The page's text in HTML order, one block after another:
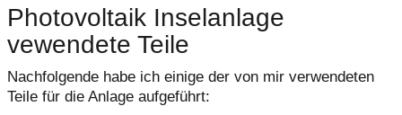
Photovoltaik Inselanlage
vewendete Teile
Nachfolgende habe ich einige der von mir verwendeten
Teile für die Anlage aufgeführt: